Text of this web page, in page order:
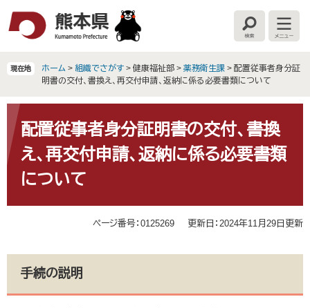
文
へ
検
索
メ
ニ
ー
現在地 ホーム > 組織でさがす > 健康福祉部 > 薬務衛生課 > 配置従事者身分証
明書の交付、書換え、再交付申請、返納に係る必要書類について
文 配置従事者身分証明書の交付、書換
え、再交付申請、返納に係る必要書類
について
ページ番号：0125269 更新日：2024年11月29日更新
手続の説明